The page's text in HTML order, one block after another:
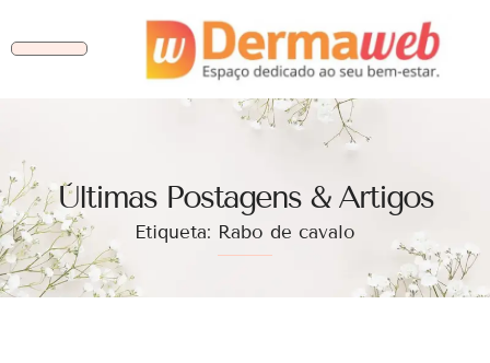
Ùltimas Postagens & Artigos
Etiqueta: Rabo de cavalo